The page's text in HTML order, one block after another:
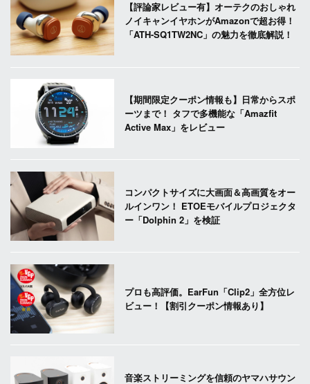
【評論家レビュー有】オーテクのおしゃれ
ノイキャンイヤホンがAmazonで超お得！
「ATH-SQ1TW2NC」の魅力を徹底解説！
【期間限定クーポン情報も】日常からスポ
ーツまで！ タフで多機能な「Amazfit
Active Max」をレビュー
コンパクトサイズに大画面＆高画質をオー
ルインワン！ ETOEモバイルプロジェクタ
ー「Dolphin 2」を検証
プロも高評価。EarFun「Clip2」全方位レ
ビュー！【割引クーポン情報あり】
音楽ストリーミングを信頼のヤマハサウン